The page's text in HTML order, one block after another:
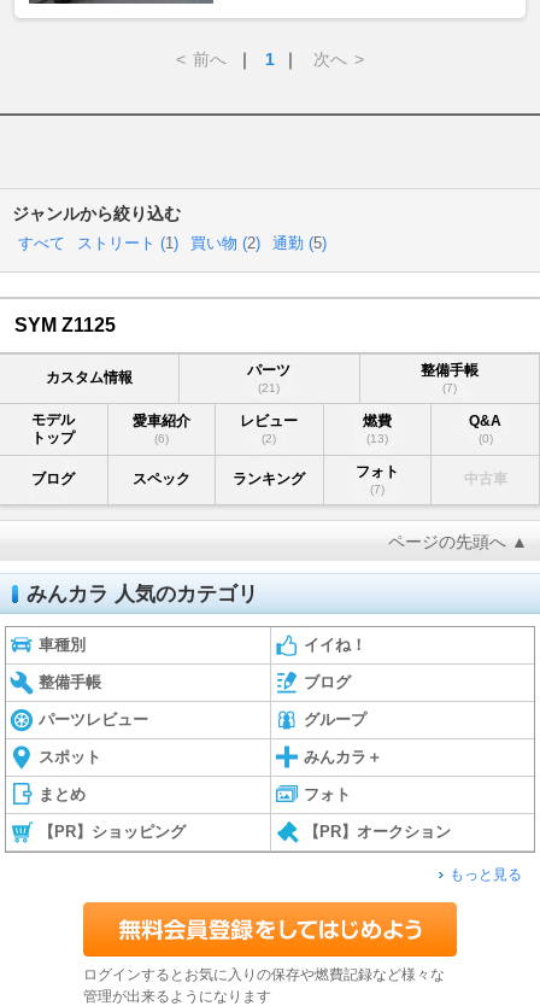
< 前へ ｜ 1 ｜ 次へ >
ジャンルから絞り込む
すべて ストリート (1 ) 買い物 (2) 通勤 (5)
SYM Z1125
カスタム情報 パーツ
(21)
整備手帳
(7)
モデル
トップ
愛車紹介
(6)
レビュー
(2)
燃費
(13)
Q&A
(0)
ブログ スペック ランキング フォト
(7)
中古車
ページの先頭へ ▲
みんカラ 人気のカテゴリ
車種別 イイね！
整備手帳 ブログ
パーツレビュー グループ
スポット みんカラ＋
まとめ フォト
【PR】ショッピング 【PR】オークション
もっと見る
ログインするとお気に入りの保存や燃費記録など様々な
管理が出来るようになります